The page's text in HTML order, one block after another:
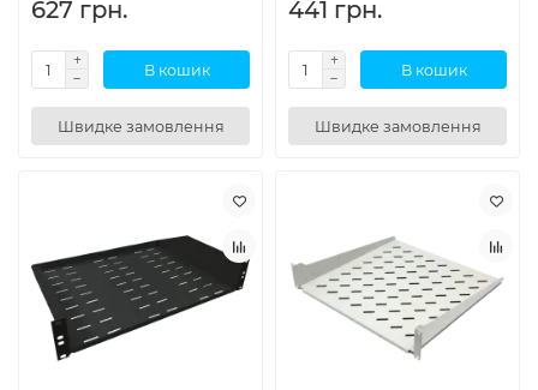
627 грн.
В кошик
Швидке замовлення
441 грн.
В кошик
Швидке замовлення